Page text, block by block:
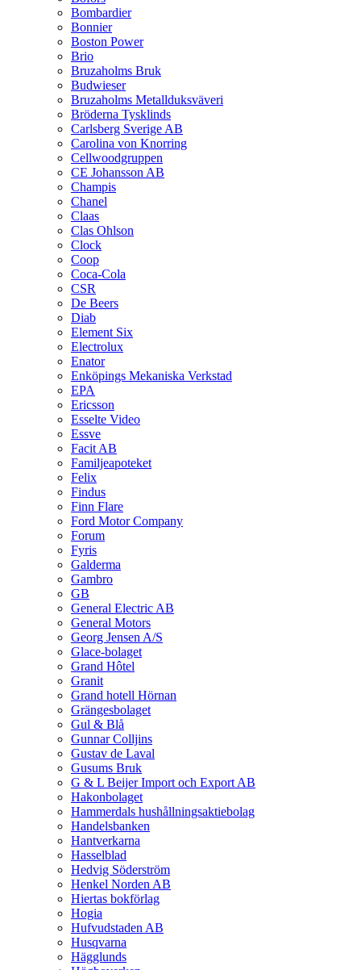
Bombardier
Bonnier
Boston Power
Brio
Bruzaholms Bruk
Budwieser
Bruzaholms Metallduksväveri
Bröderna Tysklinds
Carlsberg Sverige AB
Carolina von Knorring
Cellwoodgruppen
CE Johansson AB
Champis
Chanel
Claas
Clas Ohlson
Clock
Coop
Coca-Cola
CSR
De Beers
Diab
Element Six
Electrolux
Enator
Enköpings Mekaniska Verkstad
EPA
Ericsson
Esselte Video
Essve
Facit AB
Familjeapoteket
Felix
Findus
Finn Flare
Ford Motor Company
Forum
Fyris
Galderma
Gambro
GB
General Electric AB
General Motors
Georg Jensen A/S
Glace-bolaget
Grand Hôtel
Granit
Grand hotell Hörnan
Grängesbolaget
Gul & Blå
Gunnar Colljins
Gustav de Laval
Gusums Bruk
G & L Beijer Import och Export AB
Hakonbolaget
Hammerdals hushållningsaktiebolag
Handelsbanken
Hantverkarna
Hasselblad
Hedvig Söderström
Henkel Norden AB
Hiertas bokförlag
Hogia
Hufvudstaden AB
Husqvarna
Hägglunds